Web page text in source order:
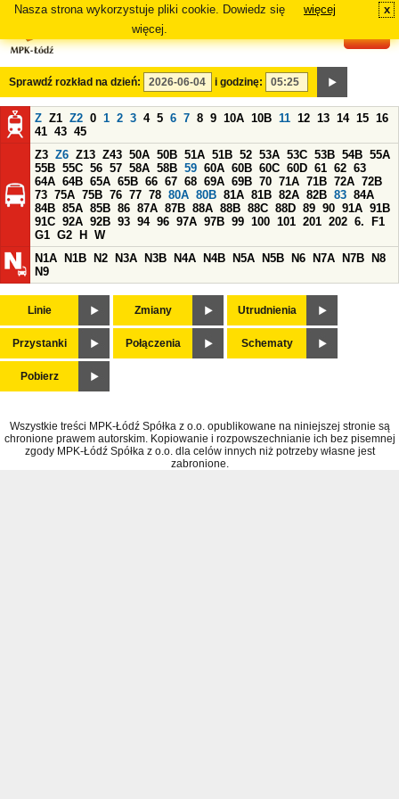
Nasza strona wykorzystuje pliki cookie. Dowiedz się
więcej.
więcej x
Sprawdź rozkład na dzień: i godzinę:
Z Z1 Z2 0 1 2 3 4 5 6 7 8 9 10A 10B 11 12 13 14 15 16
41 43 45
Z3 Z6 Z13 Z43 50A 50B 51A 51B 52 53A 53C 53B 54B 55A
55B 55C 56 57 58A 58B 59 60A 60B 60C 60D 61 62 63
64A 64B 65A 65B 66 67 68 69A 69B 70 71A 71B 72A 72B
73 75A 75B 76 77 78 80A 80B 81A 81B 82A 82B 83 84A
84B 85A 85B 86 87A 87B 88A 88B 88C 88D 89 90 91A 91B
91C 92A 92B 93 94 96 97A 97B 99 100 101 201 202 6.
F1
G1 G2 H
W
N1A
N1B N2 N3A N3B N4A N4B N5A N5B N6 N7A N7B
N8
N9
Linie Zmiany Utrudnienia
Przystanki Połączenia Schematy
Pobierz
Wszystkie treści MPK-Łódź Spółka z o.o. opublikowane na niniejszej stronie są
chronione prawem autorskim. Kopiowanie i rozpowszechnianie ich bez pisemnej
zgody MPK-Łódź Spółka z o.o. dla celów innych niż potrzeby własne jest
zabronione.